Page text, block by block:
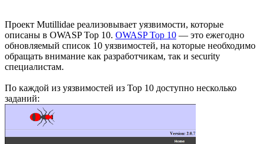
Проект Mutillidae реализовывает уязвимости, которые
описаны в OWASP Top 10. OWASP Top 10 — это ежегодно
обновляемый список 10 уязвимостей, на которые необходимо
обращать внимание как разработчикам, так и security
специалистам.
По каждой из уязвимостей из Top 10 доступно несколько
заданий: